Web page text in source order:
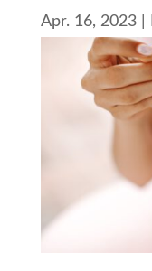
Apr. 16, 2023|